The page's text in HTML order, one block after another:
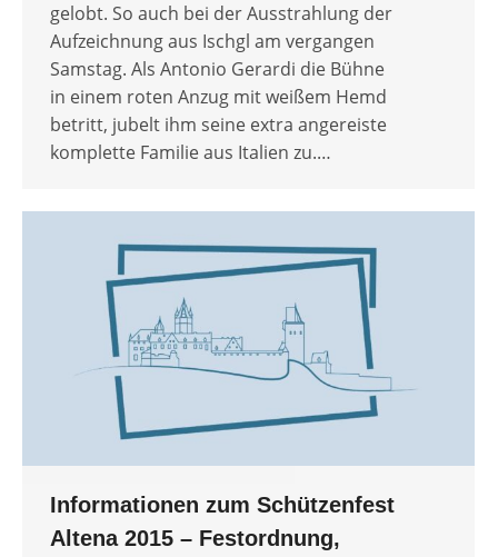
gelobt. So auch bei der Ausstrahlung der
Aufzeichnung aus Ischgl am vergangen
Samstag. Als Antonio Gerardi die Bühne
in einem roten Anzug mit weißem Hemd
betritt, jubelt ihm seine extra angereiste
komplette Familie aus Italien zu.…
Informationen zum Schützenfest
Altena 2015 – Festordnung,